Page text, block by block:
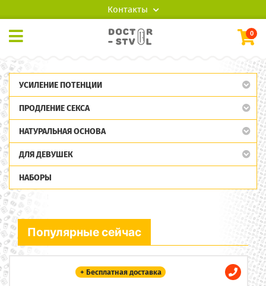
Контакты
0
УСИЛЕНИЕ ПОТЕНЦИИ
ПРОДЛЕНИЕ СЕКСА
НАТУРАЛЬНАЯ ОСНОВА
ДЛЯ ДЕВУШЕК
НАБОРЫ
Популярные сейчас
+ Бесплатная доставка